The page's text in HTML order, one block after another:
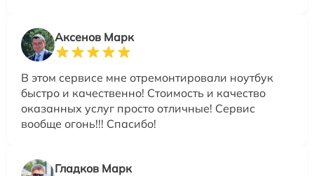
Аксенов Марк
В этом сервисе мне отремонтировали ноутбук
быстро и качественно! Стоимость и качество
оказанных услуг просто отличные! Сервис
вообще огонь!!! Спасибо!
Гладков Марк